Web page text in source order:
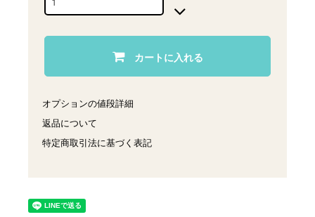
カートに入れる
オプションの値段詳細
返品について
特定商取引法に基づく表記